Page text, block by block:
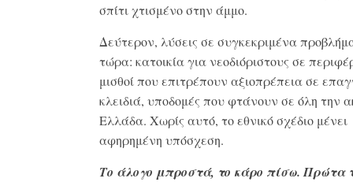
σπίτι χτισμένο στην άμμο.
Δεύτερον, λύσεις σε συγκεκριμένα
τώρα: κατοικία για νεοδιόριστους σε
μισθοί που επιτρέπουν αξιοπρέπεια σε
κλειδιά, υποδομές που φτάνουν σε όλη την
Ελλάδα. Χωρίς αυτό, το εθνικό σχέδιο μένει
αφηρημένη υπόσχεση.
Το άλογο μπροστά, το κάρο πίσω. Πρώτα